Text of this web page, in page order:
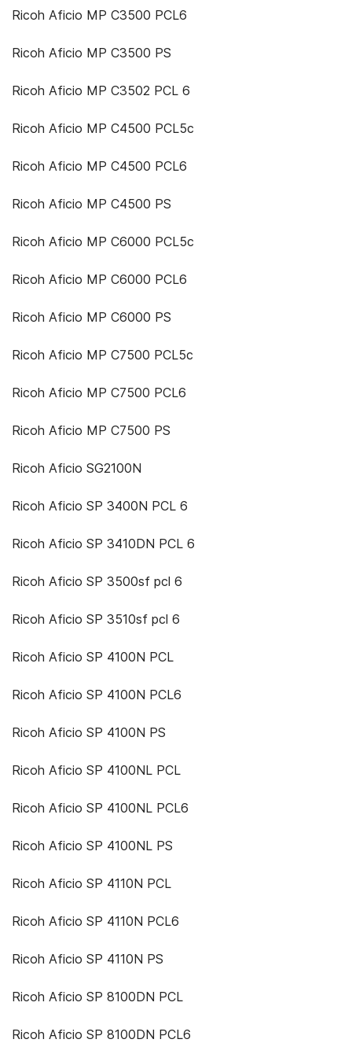
Ricoh Aficio MP C3500 PCL6
Ricoh Aficio MP C3500 PS
Ricoh Aficio MP C3502 PCL 6
Ricoh Aficio MP C4500 PCL5c
Ricoh Aficio MP C4500 PCL6
Ricoh Aficio MP C4500 PS
Ricoh Aficio MP C6000 PCL5c
Ricoh Aficio MP C6000 PCL6
Ricoh Aficio MP C6000 PS
Ricoh Aficio MP C7500 PCL5c
Ricoh Aficio MP C7500 PCL6
Ricoh Aficio MP C7500 PS
Ricoh Aficio SG2100N
Ricoh Aficio SP 3400N PCL 6
Ricoh Aficio SP 3410DN PCL 6
Ricoh Aficio SP 3500sf pcl 6
Ricoh Aficio SP 3510sf pcl 6
Ricoh Aficio SP 4100N PCL
Ricoh Aficio SP 4100N PCL6
Ricoh Aficio SP 4100N PS
Ricoh Aficio SP 4100NL PCL
Ricoh Aficio SP 4100NL PCL6
Ricoh Aficio SP 4100NL PS
Ricoh Aficio SP 4110N PCL
Ricoh Aficio SP 4110N PCL6
Ricoh Aficio SP 4110N PS
Ricoh Aficio SP 8100DN PCL
Ricoh Aficio SP 8100DN PCL6